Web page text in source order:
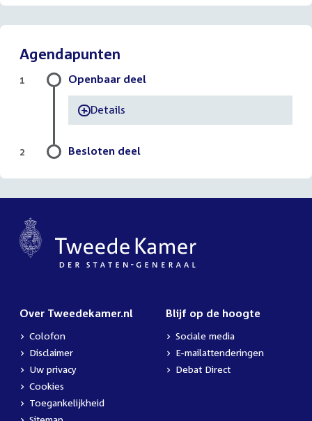
Agendapunten
Openbaar deel
-Details
1
Besloten deel
2
Over Tweedekamer.nl
Colofon
Disclaimer
Uw privacy
Cookies
Toegankelijkheid
Blijf op de hoogte
Sociale media
E-mailattenderingen
Debat Direct